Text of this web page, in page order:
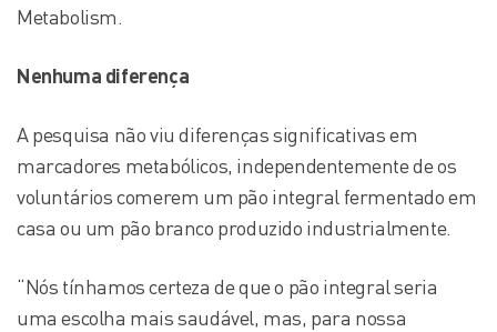
Metabolism.
Nenhuma diferença
A pesquisa não viu diferenças significativas em
marcadores metabólicos, independentemente de os
voluntários comerem um pão integral fermentado em
casa ou um pão branco produzido industrialmente.
“Nós tínhamos certeza de que o pão integral seria
uma escolha mais saudável, mas, para nossa